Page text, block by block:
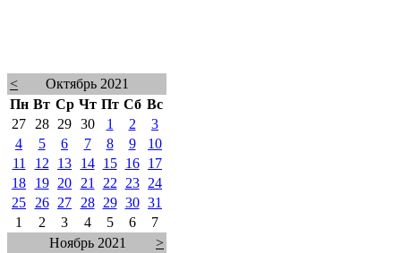
<
Октябрь 2021
Пн Вт Ср Чт Пт Сб Вс
27
28 29 30 1 2
3
4
5 6 7 8 9
10
11
12 13 14 15 16
17
18
19 20 21 22 23
24
25
26 27 28 29 30 31
1
2 3 4 5 6
7
Ноябрь 2021
>